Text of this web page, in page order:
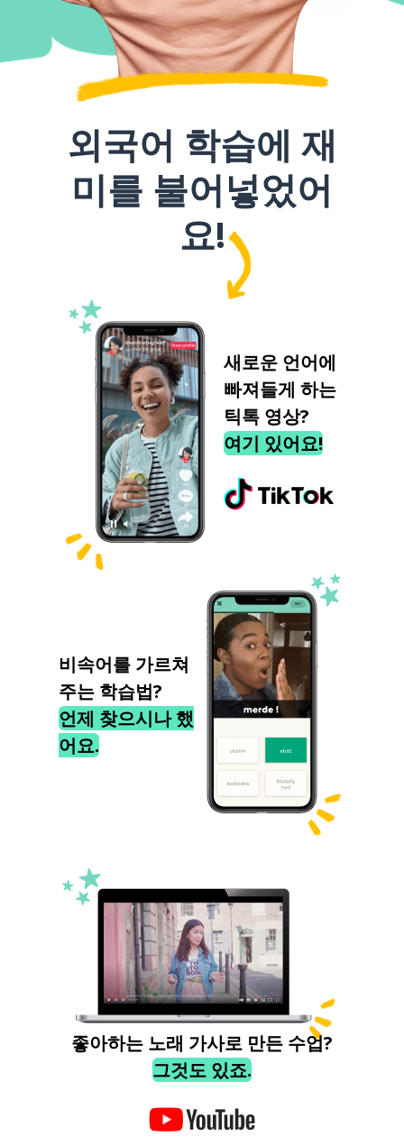
외국어 학습에 재
미를 불어넣었어
요!
새로운 언어에
빠져들게 하는
틱톡 영상?
여기 있어요!
비속어를 가르쳐
주는 학습법?
언제 찾으시나 했
어요.
좋아하는 노래 가사로 만든 수업?
그것도 있죠.